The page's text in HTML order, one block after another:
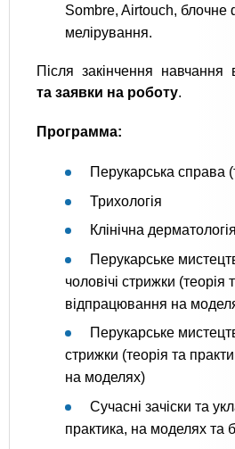
Sombre, Airtouch, блочне
мелірування.
Після закінчення навчання
та заявки на роботу.
Программа:
Перукарська справа
Трихологія
Клінічна
Перукарське
чоловічі стрижки (теорія
відпрацювання на
Перукарське
стрижки (теорія та
на моделях)
Сучасні зачіски та
практика, на моделях та